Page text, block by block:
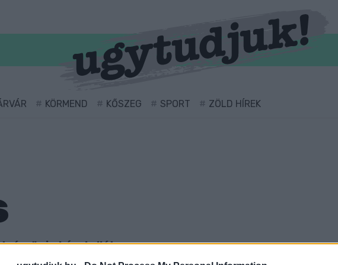
KÖRMEND KŐSZEG SPORT ZÖLD HÍREK
cimkével ellátva.